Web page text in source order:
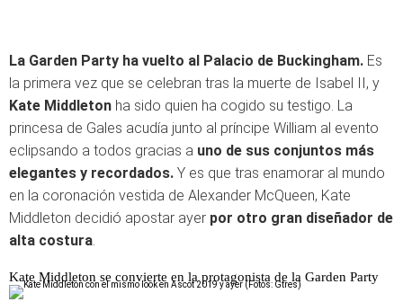
La Garden Party ha vuelto al Palacio de Buckingham. Es
la primera vez que se celebran tras la muerte de Isabel II, y
Kate Middleton ha sido quien ha cogido su testigo. La
princesa de Gales acudía junto al príncipe William al evento
eclipsando a todos gracias a uno de sus conjuntos más
elegantes y recordados. Y es que tras enamorar al mundo
en la coronación vestida de Alexander McQueen, Kate
Middleton decidió apostar ayer por otro gran diseñador de
alta costura.
Kate Middleton se convierte en la protagonista de la Garden Party